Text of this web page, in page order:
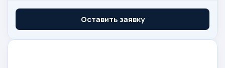
Оставить заявку